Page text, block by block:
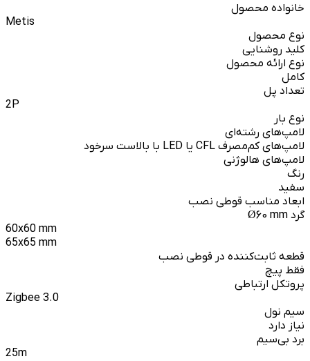
خانواده محصول
Metis
نوع محصول
کلید روشنایی
نوع ارائه محصول
کامل
تعداد پل
2P
نوع بار
لامپ‌های رشته‌ای
لامپ‌های کم‌مصرف CFL یا LED با بالاست سرخود
لامپ‌های هالوژنی
رنگ
سفید
ابعاد مناسب قوطی نصب
گرد Ø60 mm
60x60 mm
65x65 mm
قطعه ثابت‌کننده در قوطی نصب
فقط پیچ
پروتکل ارتباطی
Zigbee 3.0
سیم نول
نیاز دارد
برد بی‌سیم
25m